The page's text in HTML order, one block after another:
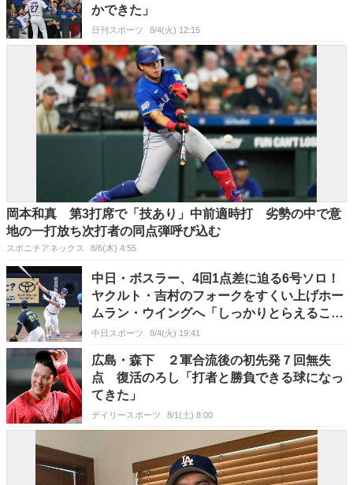
かできた」
日刊スポーツ 8/4(火) 12:15
岡本和真 第3打席で「技あり」中前適時打 劣勢の中で意
地の一打放ち次打者の同点弾呼び込む
スポニチアネックス 8/6(木) 4:55
中日・ボスラー、4回1点差に迫る6号ソロ！
ヤクルト・吉村のフォークをすくい上げホー
ムラン・ウイングへ「しっかりとらえること
ができた」
中日スポーツ 8/4(火) 19:41
広島・森下 ２軍合流後の初先発７回無失
点 復活のろし「打者と勝負できる球になっ
てきた」
デイリースポーツ 8/1(土) 8:00